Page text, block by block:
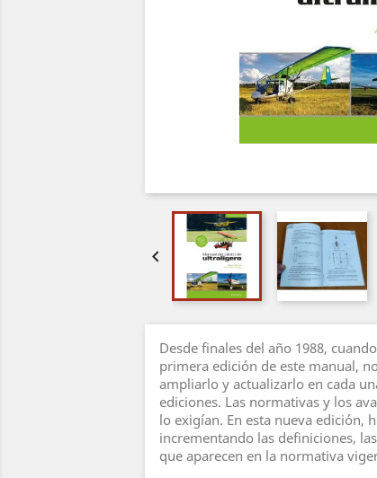

Desde finales del año 1988,
primera edición de este manual,
ampliarlo y actualizarlo en cada
ediciones. Las normativas y los
lo exigían. En esta nueva edición,
incrementando las definiciones,
que aparecen en la normativa